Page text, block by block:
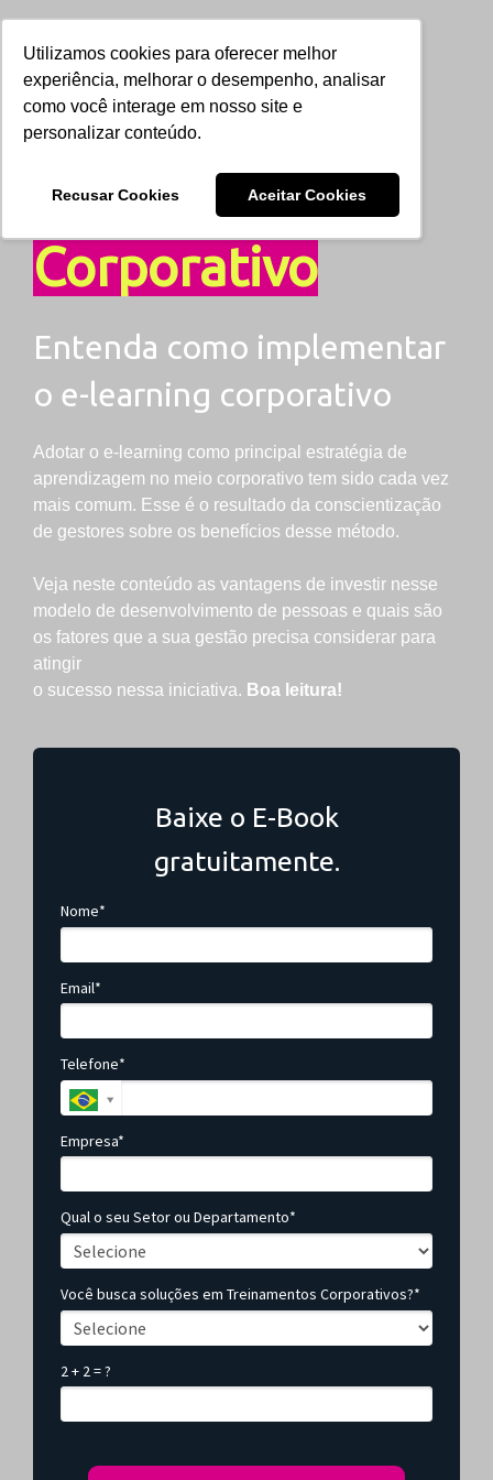
Utilizamos cookies para oferecer melhor
experiência, melhorar o desempenho, analisar
como você interage em nosso site e
personalizar conteúdo.
Recusar Cookies Aceitar Cookies
Guia Prático
E-learning
Corporativo
Entenda como implementar
o e-learning corporativo
Adotar o e-learning como principal estratégia de
aprendizagem no meio corporativo tem sido cada vez
mais comum. Esse é o resultado da conscientização
de gestores sobre os benefícios desse método.
Veja neste conteúdo as vantagens de investir nesse
modelo de desenvolvimento de pessoas e quais são
os fatores que a sua gestão precisa considerar para
atingir
o sucesso nessa iniciativa. Boa leitura!
Baixe o E-Book
gratuitamente.
Nome*
Email*
Telefone*
Empresa*
Qual o seu Setor ou Departamento*
Você busca soluções em Treinamentos Corporativos?*
2 + 2 = ?